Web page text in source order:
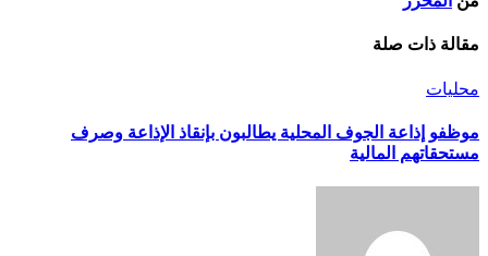
مقالة ذات صلة
محليات
موظفو إذاعة الجوف المحلية يطالبون بإنقاذ الإذاعة وصرف
مستحقاتهم المالية